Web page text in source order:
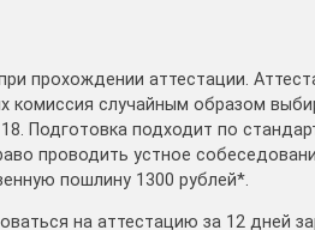
прохождении аттестации.
комиссия случайным образом
Подготовка подходит по
проводить устное
пошлину 1300 рублей*.
на аттестацию за 12 дней